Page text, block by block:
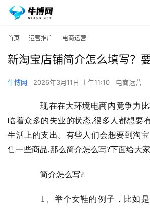
首页 运营推广 电商运营
新淘宝店铺简介怎么填写？
牛博网 2026年3月11日 上午11:10 电商运营
现在在大环境电商内竟争力比
临着众多的失业的状态,很多人都想要
生活上的支出。有些人们会想要到淘
售一些商品,那么简介怎么写?下面给大
简介怎么写?
1、举个女鞋的例子，比如是